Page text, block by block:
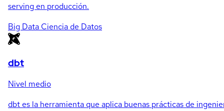
serving en producción.
Big Data Ciencia de Datos
dbt
Nivel medio
dbt es la herramienta que aplica buenas prácticas de